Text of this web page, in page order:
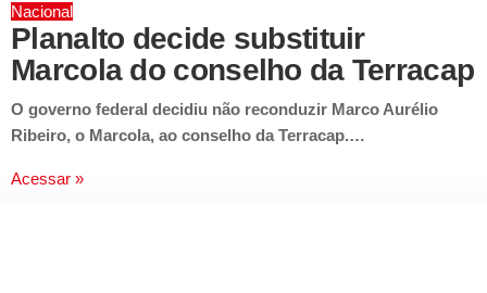
Nacional
Planalto decide substituir
Marcola do conselho da Terracap
O governo federal decidiu não reconduzir Marco Aurélio
Ribeiro, o Marcola, ao conselho da Terracap.…
Acessar »